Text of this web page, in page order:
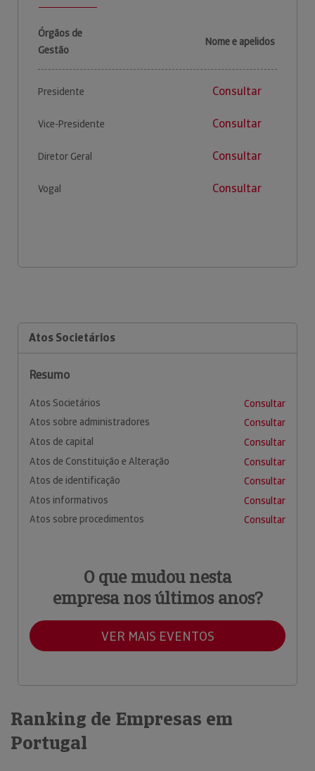
Órgãos de
Gestão
Nome e apelidos
Presidente Consultar
Vice-Presidente Consultar
Diretor Geral Consultar
Vogal Consultar
Atos Societários
Resumo
Atos Societários
Consultar
Atos sobre administradores
Consultar
Atos de capital
Consultar
Atos de Constituição e Alteração
Consultar
Atos de identificação
Consultar
Atos informativos
Consultar
Atos sobre procedimentos
Consultar
O que mudou nesta
empresa nos últimos anos?
VER MAIS EVENTOS
Ranking de Empresas em
Portugal